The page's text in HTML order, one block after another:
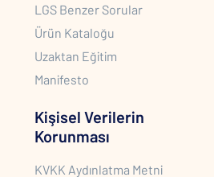
LGS Benzer Sorular
Ürün Kataloğu
Uzaktan Eğitim
Manifesto
Kişisel Verilerin
Korunması
KVKK Aydınlatma Metni